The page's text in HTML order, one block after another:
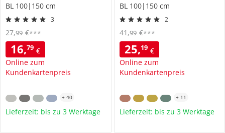
BL 100|150 cm
3
16,79 €
Online zum
Kundenkartenpreis
27,99 €***
+ 40
Lieferzeit: bis zu 3 Werktage
BL 100|150 cm
2
25,19 €
Online zum
Kundenkartenpreis
41 ,99 €***
+ 11
Lieferzeit: bis zu 3 Werktage